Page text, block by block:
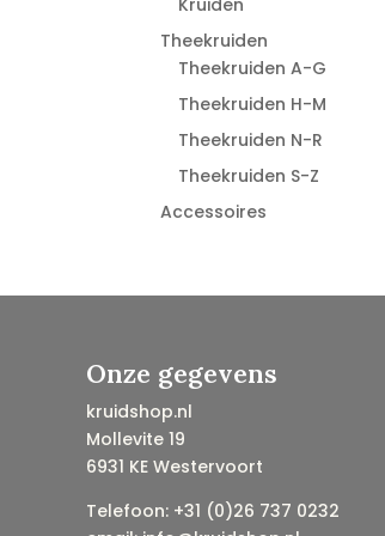
Kruiden
Theekruiden
Theekruiden A-G
Theekruiden H-M
Theekruiden N-R
Theekruiden S-Z
Accessoires
Onze gegevens
kruidshop.nl
Mollevite 19
6931 KE Westervoort
Telefoon: +31 (0)26 737 0232